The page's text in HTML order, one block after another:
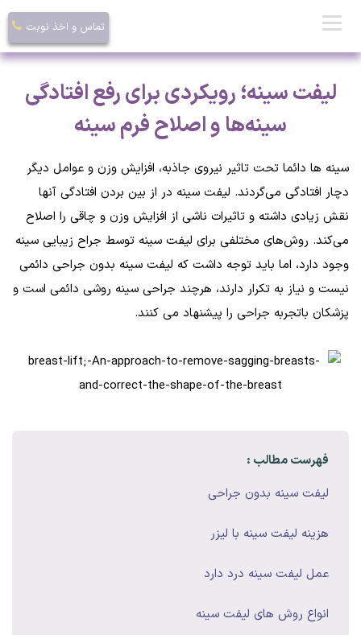
تماس و اخذ نوبت
لیفت سینه؛ رویکردی برای رفع افتادگی
سینه‌ها و اصلاح فرم سینه
سینه ها دائما تحت تاثیر نیروی جاذبه، افزایش وزن و عوامل دیگر
دچار افتادگی می‌گردند. لیفت سینه در از بین بردن افتادگی آنها
نقش زیادی داشته و تاثیرات ناشی از افزایش وزن و چاقی را اصلاح
می‌کند. روش‌های مختلفی برای لیفت سینه توسط جراح زیبایی سینه
وجود دارد، اما باید توجه داشت که لیفت سینه بدون جراحی دائمی
نیست و نیاز به تکرار دارند، هرچند جراحی سینه روشی دائمی است و
پزشکان باتجربه جراحی را پیشنهاد می کنند.
فهرست مطالب :
ليفت سينه بدون جراحی
هزينه ليفت سينه با ليزر
عمل ليفت سينه درد دارد
انواع روش های ليفت سينه